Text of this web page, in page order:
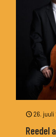
26. juuli
Reedel